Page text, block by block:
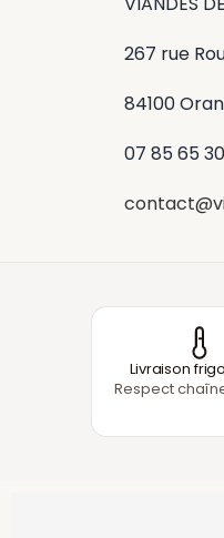
267 rue
84100
07 85 65
Livraison
Respect